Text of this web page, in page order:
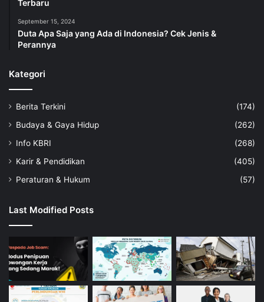
Terbaru
September 15, 2024
Duta Apa Saja yang Ada di Indonesia? Cek Jenis &
Perannya
Kategori
Berita Terkini
(174)
Budaya & Gaya Hidup
(262)
Info KBRI
(268)
Karir & Pendidikan
(405)
Peraturan & Hukum
(57)
Last Modified Posts